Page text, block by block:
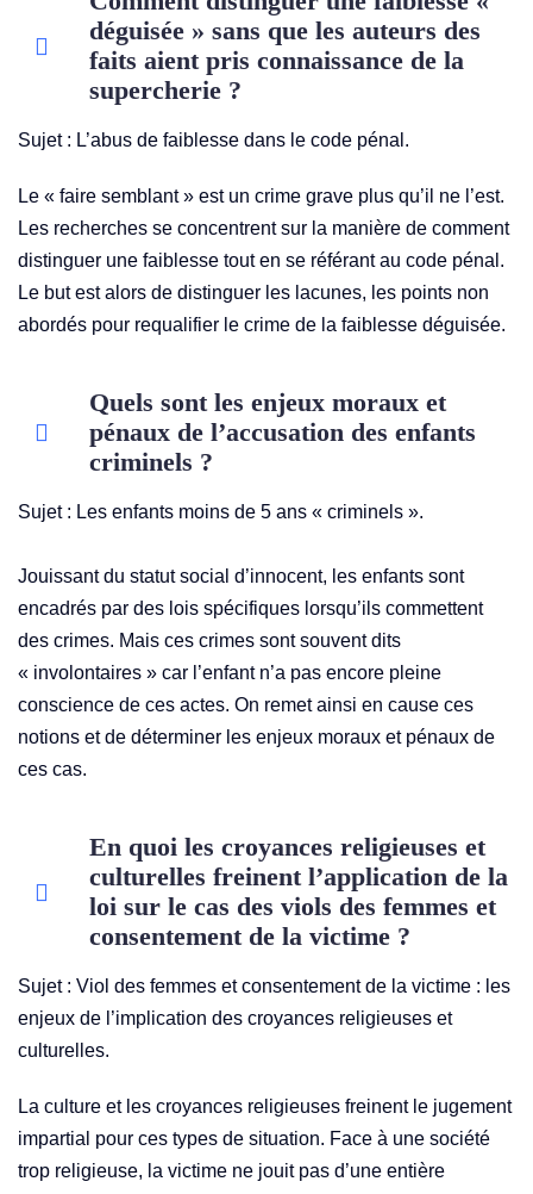
déguisée » sans que les auteurs des
faits aient pris connaissance de la
supercherie ?
Sujet : L’abus de faiblesse dans le code pénal.
Le « faire semblant » est un crime grave plus qu’il ne l’est.
Les recherches se concentrent sur la manière de comment
distinguer une faiblesse tout en se référant au code pénal.
Le but est alors de distinguer les lacunes, les points non
abordés pour requalifier le crime de la faiblesse déguisée.
Quels sont les enjeux moraux et
pénaux de l’accusation des enfants
criminels ?
Sujet : Les enfants moins de 5 ans « criminels ».
Jouissant du statut social d’innocent, les enfants sont
encadrés par des lois spécifiques lorsqu’ils commettent
des crimes. Mais ces crimes sont souvent dits
« involontaires » car l’enfant n’a pas encore pleine
conscience de ces actes. On remet ainsi en cause ces
notions et de déterminer les enjeux moraux et pénaux de
ces cas.
En quoi les croyances religieuses et
culturelles freinent l’application de la
loi sur le cas des viols des femmes et
consentement de la victime ?
Sujet : Viol des femmes et consentement de la victime : les
enjeux de l’implication des croyances religieuses et
culturelles.
La culture et les croyances religieuses freinent le jugement
impartial pour ces types de situation. Face à une société
trop religieuse, la victime ne jouit pas d’une entière